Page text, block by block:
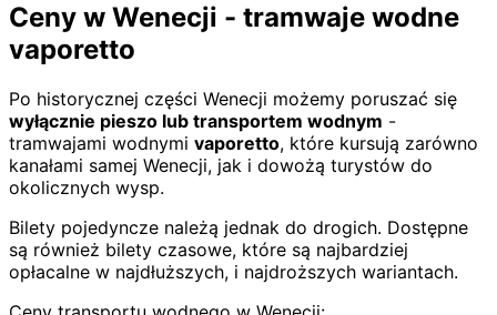
Ceny w Wenecji - tramwaje wodne
vaporetto
Po historycznej części Wenecji możemy poruszać się
wyłącznie pieszo lub transportem wodnym -
tramwajami wodnymi vaporetto, które kursują zarówno
kanałami samej Wenecji, jak i dowożą turystów do
okolicznych wysp.
Bilety pojedyncze należą jednak do drogich. Dostępne
są również bilety czasowe, które są najbardziej
opłacalne w najdłuższych, i najdroższych wariantach.